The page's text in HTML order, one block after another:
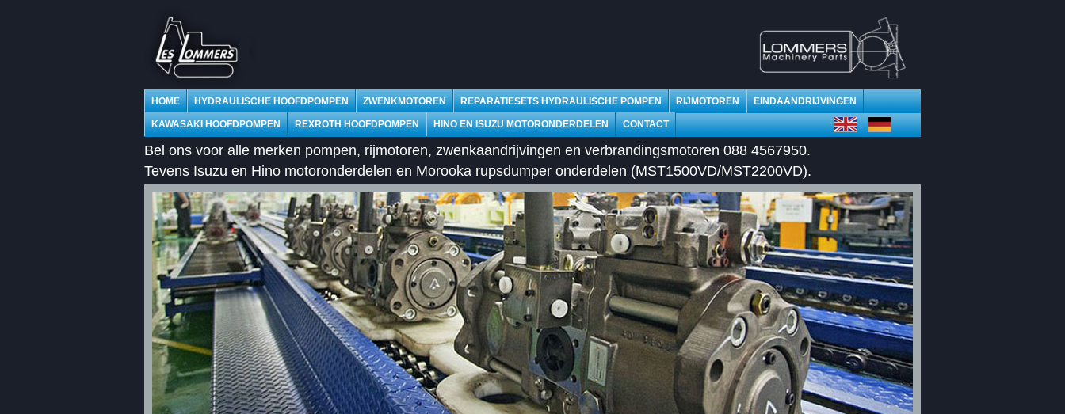
HOME HYDRAULISCHE HOOFDPOMPEN ZWENKMOTOREN REPARATIESETS HYDRAULISCHE POMPEN RIJMOTOREN EINDAANDRIJVINGEN
KAWASAKI HOOFDPOMPEN REXROTH HOOFDPOMPEN HINO EN ISUZU MOTORONDERDELEN CONTACT
Bel ons voor alle merken pompen, rijmotoren, zwenkaandrijvingen en verbrandingsmotoren 088 4567950.
Tevens Isuzu en Hino motoronderdelen en Morooka rupsdumper onderdelen (MST1500VD/MST2200VD).